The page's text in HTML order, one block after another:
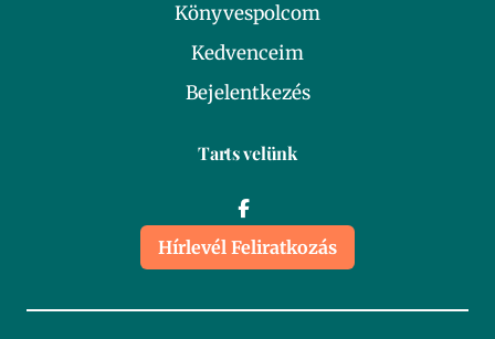
Könyvespolcom
Kedvenceim
Bejelentkezés
Tarts velünk
Hírlevél Feliratkozás